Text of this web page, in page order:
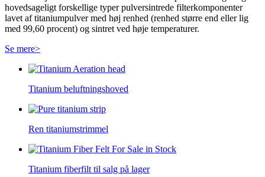
hovedsageligt forskellige typer pulversintrede filterkomponenter
lavet af titaniumpulver med høj renhed (renhed større end eller lig
med 99,60 procent) og sintret ved høje temperaturer.
Se mere>
Titanium beluftningshoved
Ren titaniumstrimmel
Titanium fiberfilt til salg på lager